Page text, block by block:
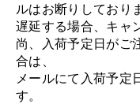
ルはお断りしており
遅延する場合、キャ
尚、入荷予定日がご
合は、
メールにて入荷予定
す。